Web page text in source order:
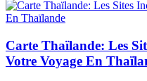
Carte Thaïlande: Les
Votre Voyage En